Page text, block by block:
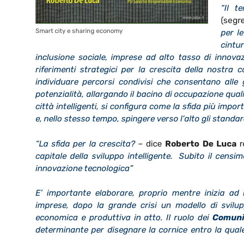
Smart city e sharing economy
“Il
per
inclusione sociale, imprese ad alto tasso di
riferimenti strategici per la crescita della nostra
individuare percorsi condivisi che consentano
potenzialità, allargando il bacino di occupazione
città intelligenti, si configura come la sfida più
e, nello stesso tempo, spingere verso l’alto gli
“La sfida per la crescita? – dice Roberto De Luca
capitale della sviluppo intelligente. Subito il
innovazione tecnologica”
E’ importante elaborare, proprio mentre inizia
imprese, dopo la grande crisi un modello di
economica e produttiva in atto. Il ruolo dei
determinante per disegnare la cornice entro la